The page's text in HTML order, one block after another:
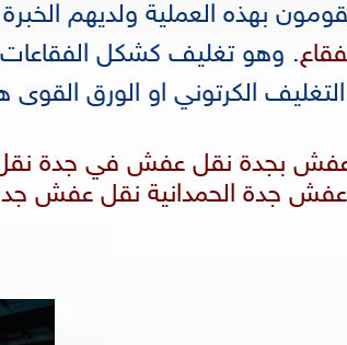
بهذه العملية ولديهم
. وهو تغليف كشكل
الكرتوني او الورق
بجدة نقل عفش في جدة
عفش جدة الحمدانية نقل عفش